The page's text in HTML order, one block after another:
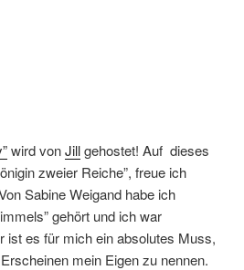
wird vonJillgehostet! Auf dieses
zweier Reiche”, freue ich
Sabine Weigand habe ich
gehört und ich war
ist es für mich ein absolutes Muss,
mein Eigen zu nennen.